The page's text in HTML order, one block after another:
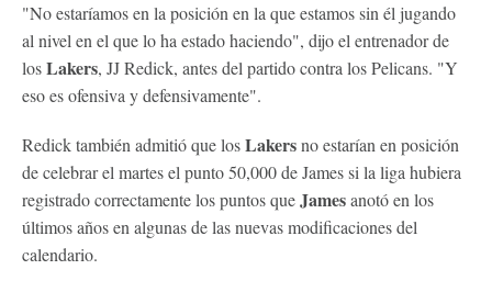
"No estaríamos en la posición en la que estamos sin él jugando
al nivel en el que lo ha estado haciendo", dijo el entrenador de
losLakers, JJ Redick, antes del partido contra los Pelicans. "Y
eso es ofensiva y defensivamente".
Redick también admitió que losLakersno estarían en posición
de celebrar el martes el punto 50,000 de James si la liga hubiera
registrado correctamente los puntos queJamesanotó en los
últimos años en algunas de las nuevas modificaciones del
calendario.